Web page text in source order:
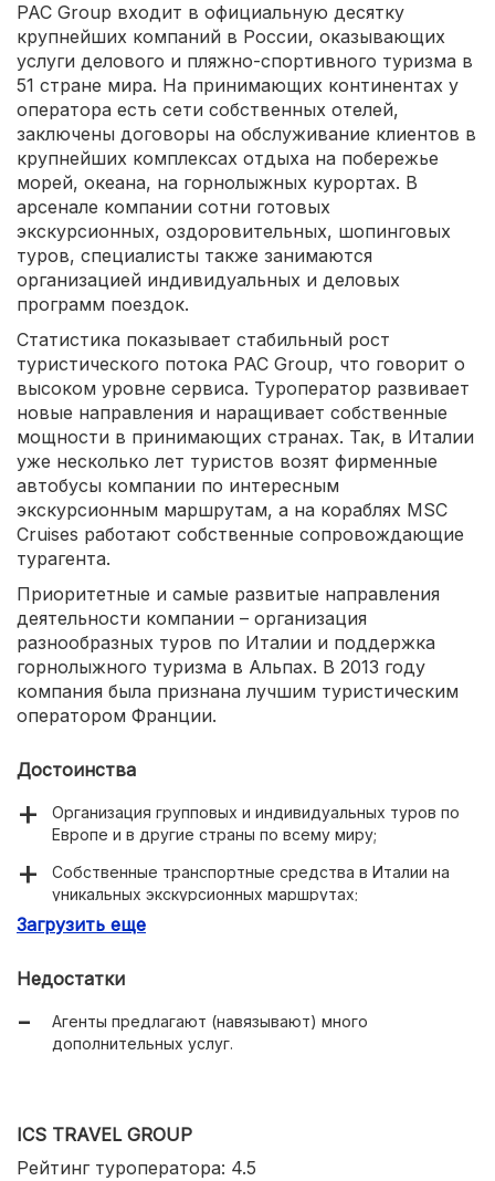
PAC Group входит в официальную десятку
крупнейших компаний в России, оказывающих
услуги делового и пляжно-спортивного туризма в
51 стране мира. На принимающих континентах у
оператора есть сети собственных отелей,
заключены договоры на обслуживание клиентов в
крупнейших комплексах отдыха на побережье
морей, океана, на горнолыжных курортах. В
арсенале компании сотни готовых
экскурсионных, оздоровительных, шопинговых
туров, специалисты также занимаются
организацией индивидуальных и деловых
программ поездок.
Статистика показывает стабильный рост
туристического потока PAC Group, что говорит о
высоком уровне сервиса. Туроператор развивает
новые направления и наращивает собственные
мощности в принимающих странах. Так, в Италии
уже несколько лет туристов возят фирменные
автобусы компании по интересным
экскурсионным маршрутам, а на кораблях MSC
Cruises работают собственные сопровождающие
турагента.
Приоритетные и самые развитые направления
деятельности компании – организация
разнообразных туров по Италии и поддержка
горнолыжного туризма в Альпах. В 2013 году
компания была признана лучшим туристическим
оператором Франции.
Достоинства
Организация групповых и индивидуальных туров по
Европе и в другие страны по всему миру;
Собственные транспортные средства в Италии на
уникальных экскурсионных маршрутах;
Организация деловых поездок;
трансферов, экскурсий, круизов;
Продажа билетов авиакомпаний и железных дорог в
России и за рубежом;
Загрузить еще
Недостатки
Агенты предлагают (навязывают) много
дополнительных услуг.
ICS TRAVEL GROUP
Рейтинг туроператора: 4.5